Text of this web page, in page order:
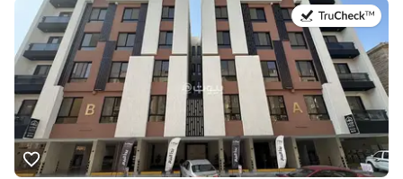
في:2 أغسطس 2026